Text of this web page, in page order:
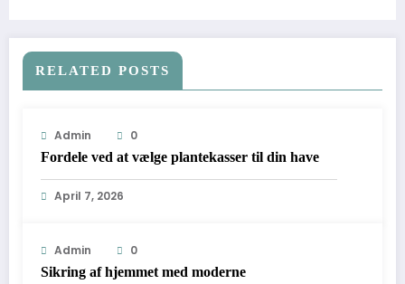
RELATED POSTS
Admin
0
Fordele ved at vælge plantekasser til din have
April 7, 2026
Admin
0
Sikring af hjemmet med moderne